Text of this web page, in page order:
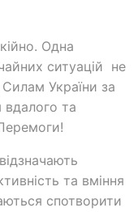
Одна
ситуацій не
України за
вдалого та
та вміння
спотворити